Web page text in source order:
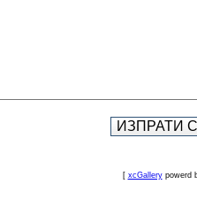
[ xcGallerypowerd